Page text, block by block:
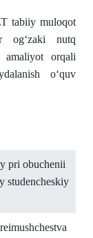
tabiiy muloqot
og‘zaki nutq
amaliyot orqali
o‘quv
pri obuchenii
studencheskiy